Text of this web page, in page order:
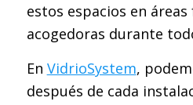
estos espacios en
acogedoras durante
En VidrioSystem,
después de cada